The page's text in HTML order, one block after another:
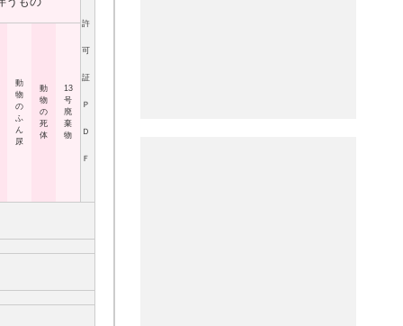
許
可
証
Ｐ
Ｄ
Ｆ
動
物
の
ふ
ん
尿
動
物
の
死
体
13
号
廃
棄
物